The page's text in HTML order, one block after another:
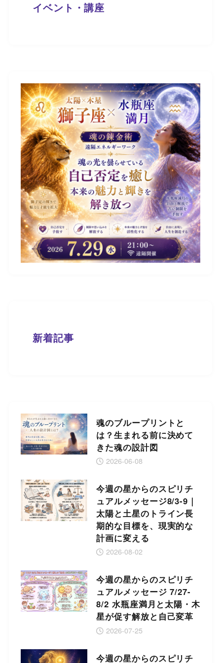
イベント・講座
新着記事
魂のブループリントと
は？生まれる前に決めて
きた魂の設計図
2026-06-08
今週の星からのスピリチ
ュアルメッセージ8/3-9｜
太陽と土星のトライン長
期的な目標を、現実的な
計画に変える
2026-08-02
今週の星からのスピリチ
ュアルメッセージ 7/27-
8/2 水瓶座満月と太陽・木
星が促す解放と自己変革
2026-07-25
今週の星からのスピリチ